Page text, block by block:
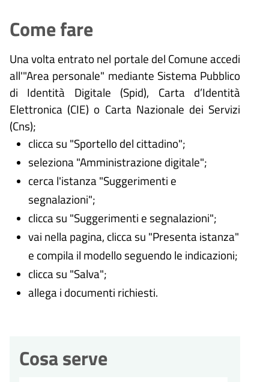
Come fare
Una volta entrato nel portale del Comune accedi
all'"Area personale" mediante Sistema Pubblico
di Identità Digitale (Spid), Carta d’Identità
Elettronica (CIE) o Carta Nazionale dei Servizi
(Cns);
clicca su "Sportello del cittadino";
seleziona "Amministrazione digitale";
cerca l'istanza "Suggerimenti e
segnalazioni";
clicca su "Suggerimenti e segnalazioni";
vai nella pagina, clicca su "Presenta istanza"
e compila il modello seguendo le indicazioni;
clicca su "Salva";
allega i documenti richiesti.
Cosa serve